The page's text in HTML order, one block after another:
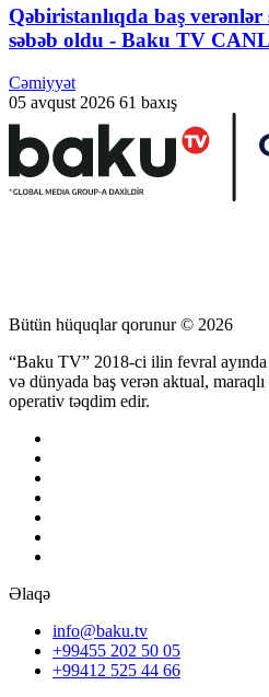
Qəbiristanlıqda baş verənlər
səbəb oldu - Baku TV
Cəmiyyət
05 avqust 2026 61 baxış
Bütün hüquqlar qorunur © 2026
“Baku TV” 2018-ci ilin fevral
və dünyada baş verən aktual,
operativ təqdim edir.
Əlaqə
info@baku.tv
+99455 202 50 05
+99412 525 44 66